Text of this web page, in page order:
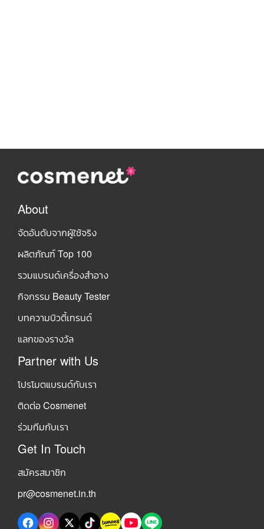
About
จัดอันดับจากผู้ใช้จริง
ผลิตภัณฑ์ Top 100
รวมแบรนด์เครื่องสำอาง
กิจกรรม Beauty Tester
บทความบิวตี้เทรนด์
แลกของรางวัล
Partner with Us
โปรโมตแบรนด์กับเรา
ติดต่อ Cosmenet
ร่วมทีมกับเรา
Get In Touch
สมัครสมาชิก
pr@cosmenet.in.th